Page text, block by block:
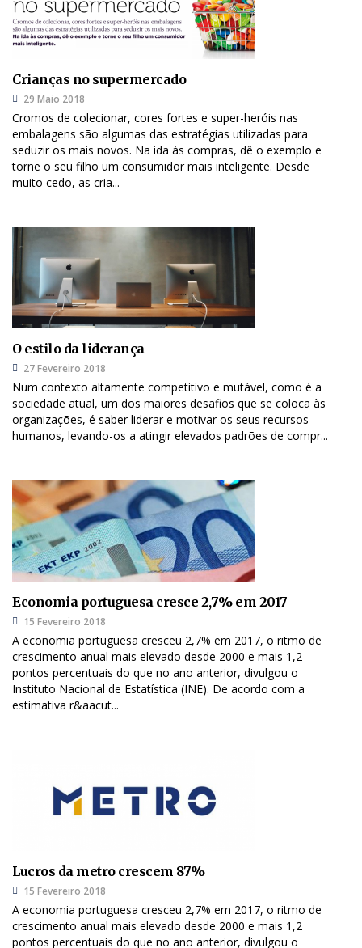
Crianças no supermercado
29 Maio 2018
Cromos de colecionar, cores fortes e super-heróis nas
embalagens são algumas das estratégias utilizadas para
seduzir os mais novos. Na ida às compras, dê o exemplo e
torne o seu filho um consumidor mais inteligente. Desde
muito cedo, as cria...
O estilo da liderança
27 Fevereiro 2018
Num contexto altamente competitivo e mutável, como é a
sociedade atual, um dos maiores desafios que se coloca às
organizações, é saber liderar e motivar os seus recursos
humanos, levando-os a atingir elevados padrões de compr...
Economia portuguesa cresce 2,7% em 2017
15 Fevereiro 2018
A economia portuguesa cresceu 2,7% em 2017, o ritmo de
crescimento anual mais elevado desde 2000 e mais 1,2
pontos percentuais do que no ano anterior, divulgou o
Instituto Nacional de Estatística (INE). De acordo com a
estimativa r&aacut...
Lucros da metro crescem 87%
15 Fevereiro 2018
A economia portuguesa cresceu 2,7% em 2017, o ritmo de
crescimento anual mais elevado desde 2000 e mais 1,2
pontos percentuais do que no ano anterior, divulgou o